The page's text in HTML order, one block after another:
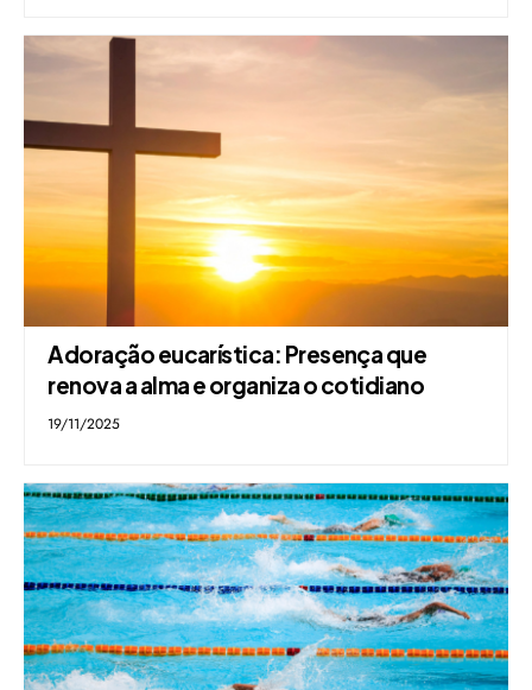
Adoração eucarística: Presença que
renova a alma e organiza o cotidiano
19/11/2025